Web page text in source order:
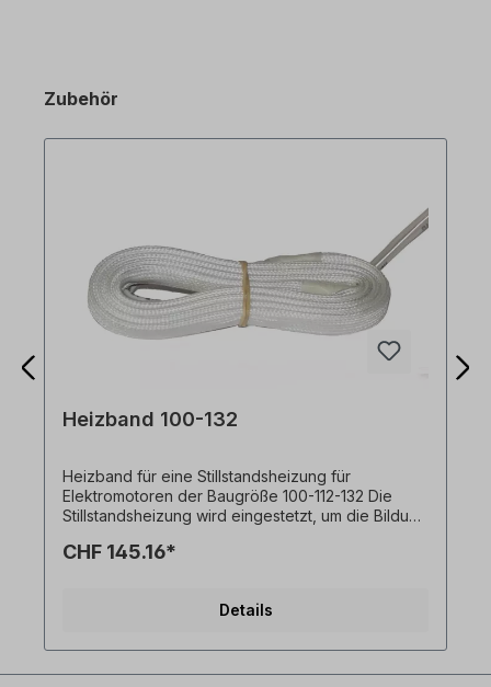
Zubehör
Heizband 100-132
Heizband für eine Stillstandsheizung für
Elektromotoren der Baugröße 100-112-132 Die
Stillstandsheizung wird eingestetzt, um die Bildung
verhindern.
CHF 145.16*
Details